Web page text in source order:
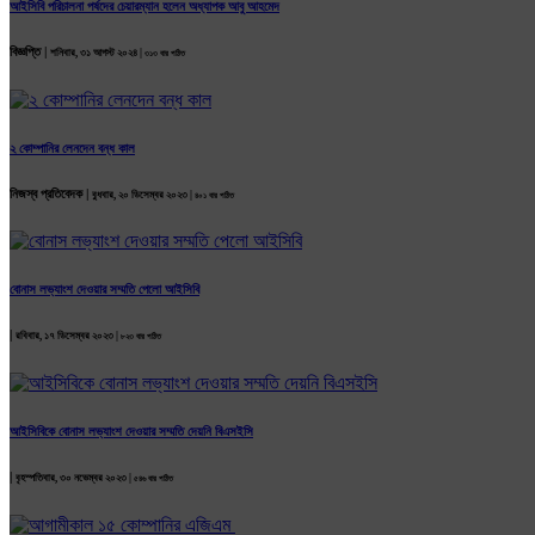
আইসিবি পরিচালনা পর্ষদের চেয়ারম্যান হলেন অধ্যাপক আবু আহমেদ
বিজ্ঞপ্তি | শনিবার, ৩১ আগস্ট ২০২৪ | ৩১৩ বার পঠিত
২ কোম্পানির লেনদেন বন্ধ কাল
নিজস্ব প্রতিবেদক | বুধবার, ২০ ডিসেম্বর ২০২৩ | ৪০১ বার পঠিত
বোনাস লভ্যাংশ দেওয়ার সম্মতি পেলো আইসিবি
রবিবার, ১৭ ডিসেম্বর ২০২৩ | ৮২৩ বার পঠিত
আইসিবিকে বোনাস লভ্যাংশ দেওয়ার সম্মতি দেয়নি বিএসইসি
বৃহস্পতিবার, ৩০ নভেম্বর ২০২৩ | ৫৪৬ বার পঠিত